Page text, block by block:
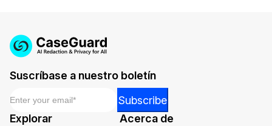
Suscríbase a nuestro boletín
Email
Subscribe
Explorar
Acerca de